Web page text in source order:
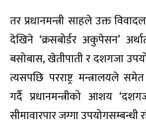
तर प्रधानमन्त्री साहले उक्त
देखिने ‘क्रसबोर्डर अकुपेसन’
बसोबास, खेतीपाती र दशगजा
त्यसपछि परराष्ट्र मन्त्रालयले
गर्दै प्रधानमन्त्रीको आशय
सीमावारपार जग्गा उपयोगसम्बन्धी